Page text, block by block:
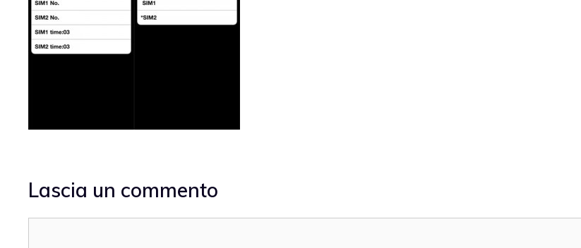
Lascia un commento